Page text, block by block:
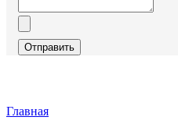
Отправить
Главная